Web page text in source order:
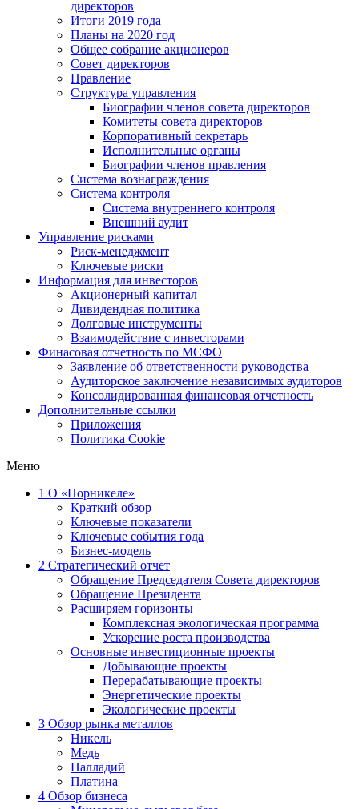
директоров
Итоги 2019 года
Планы на 2020 год
Общее собрание акционеров
Совет директоров
Правление
Структура управления
Биографии членов совета директоров
Комитеты совета директоров
Корпоративный секретарь
Исполнительные органы
Биографии членов правления
Система вознаграждения
Система контроля
Система внутреннего контроля
Внешний аудит
Управление рисками
Риск-менеджмент
Ключевые риски
Информация для инвесторов
Акционерный капитал
Дивидендная политика
Долговые инструменты
Взаимодействие с инвеcторами
Финасовая отчетность по МСФО
Заявление об ответственности руководства
Аудиторское заключение независимых аудиторов
Консолидированная финансовая отчетность
Дополнительные ссылки
Приложения
Политика Cookie
Меню
1 О «Норникеле»
Краткий обзор
Ключевые показатели
Ключевые события года
Бизнес-модель
2 Стратегический отчет
Обращение Председателя Совета директоров
Обращение Президента
Расширяем горизонты
Комплексная экологическая программа
Ускорение роста производства
Основные инвестиционные проекты
Добывающие проекты
Перерабатывающие проекты
Энергетические проекты
Экологические проекты
3 Обзор рынка металлов
Никель
Медь
Палладий
Платина
4 Обзор бизнеса